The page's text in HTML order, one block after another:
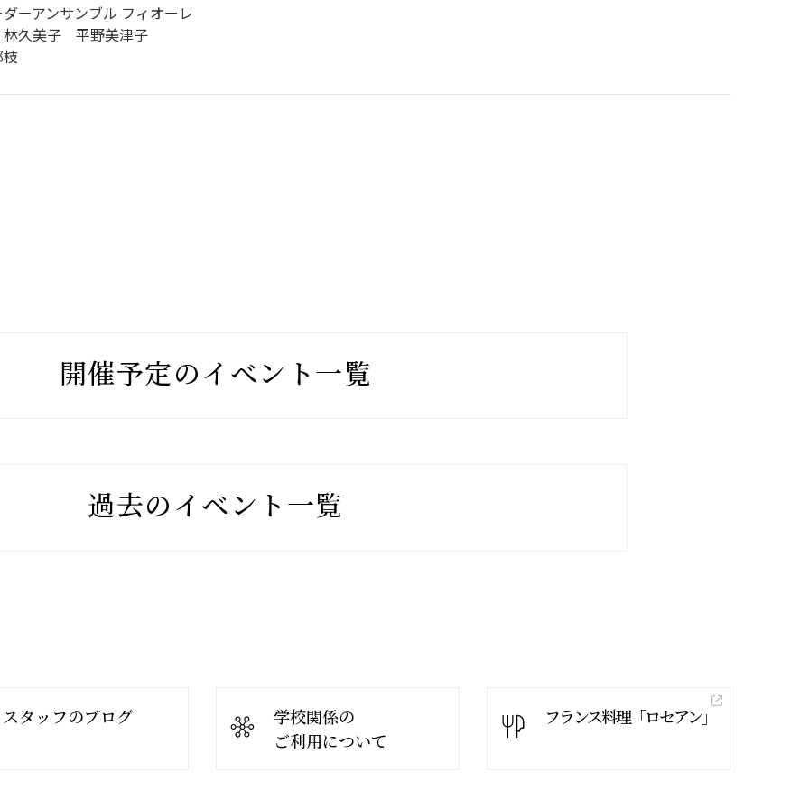
ダーアンサンブル フィオーレ
久美子 平野美津子
開催予定のイベント一覧
過去のイベント一覧
スタッフのブログ
学校関係の
ご利用について
フランス料理「ロセアン」